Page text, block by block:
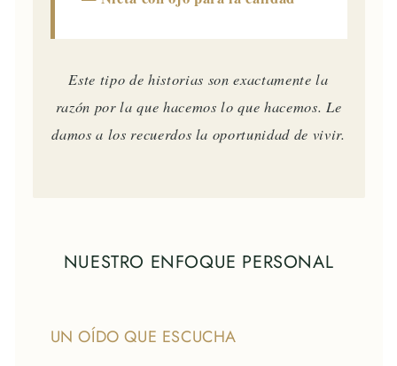
Este tipo de historias son exactamente la
razón por la que hacemos lo que hacemos. Le
damos a los recuerdos la oportunidad de vivir.
NUESTRO ENFOQUE PERSONAL
UN OÍDO QUE ESCUCHA